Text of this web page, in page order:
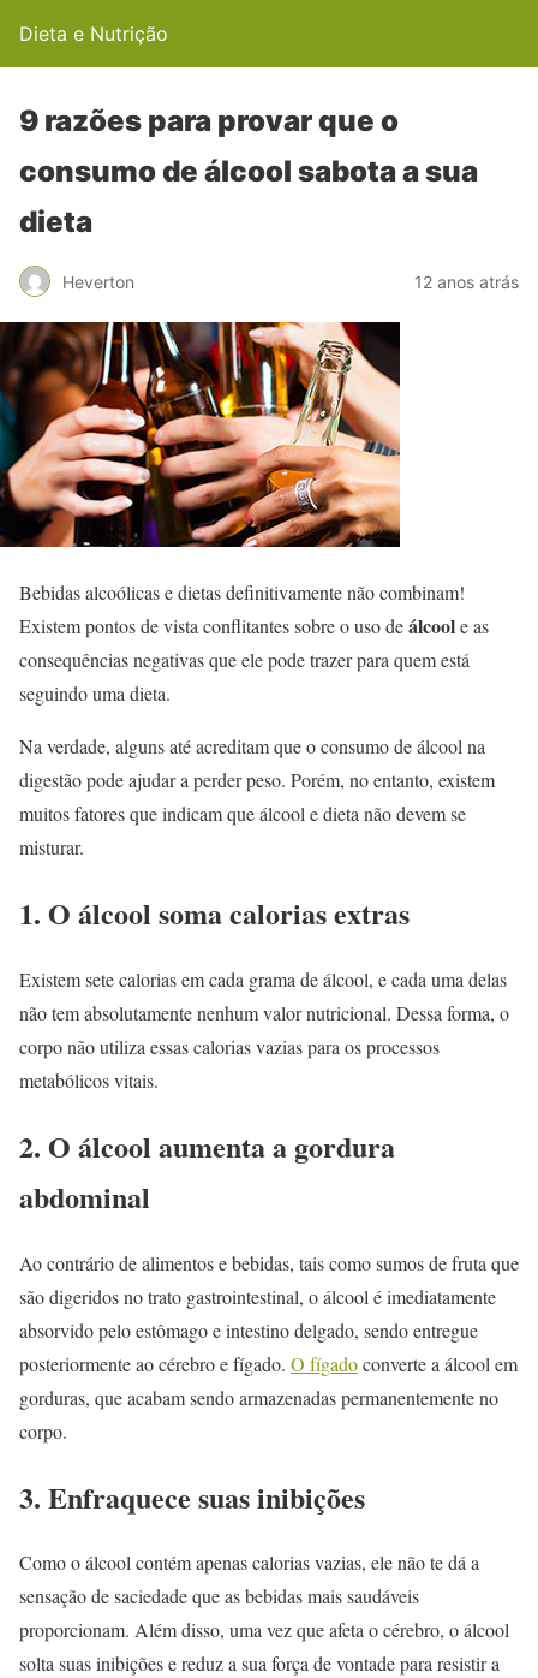
Dieta e Nutrição
9 razões para provar que o
consumo de álcool sabota a sua
dieta
Heverton 12 anos atrás
Bebidas alcoólicas e dietas definitivamente não combinam!
Existem pontos de vista conflitantes sobre o uso deálcoole as
consequências negativas que ele pode trazer para quem está
seguindo uma dieta.
Na verdade, alguns até acreditam que o consumo de álcool na
digestão pode ajudar a perder peso. Porém, no entanto, existem
muitos fatores que indicam que álcool e dieta não devem se
misturar.
1. O álcool soma calorias extras
Existem sete calorias em cada grama de álcool, e cada uma delas
não tem absolutamente nenhum valor nutricional. Dessa forma, o
corpo não utiliza essas calorias vazias para os processos
metabólicos vitais.
2. O álcool aumenta a gordura
abdominal
Ao contrário de alimentos e bebidas, tais como sumos de fruta que
são digeridos no trato gastrointestinal, o álcool é imediatamente
absorvido pelo estômago e intestino delgado, sendo entregue
posteriormente ao cérebro e fígado. O fígadoconverte a álcool em
gorduras, que acabam sendo armazenadas permanentemente no
corpo.
3. Enfraquece suas inibições
Como o álcool contém apenas calorias vazias, ele não te dá a
sensação de saciedade que as bebidas mais saudáveis
proporcionam. Além disso, uma vez que afeta o cérebro, o álcool
solta suas inibições e reduz a sua força de vontade para resistir a